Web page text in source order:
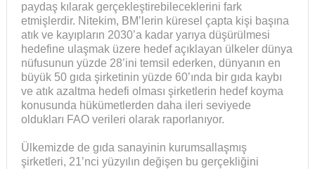
paydaş kılarak gerçekleştirebileceklerini fark
etmişlerdir. Nitekim, BM’lerin küresel çapta kişi başına
atık ve kayıpların 2030’a kadar yarıya düşürülmesi
hedefine ulaşmak üzere hedef açıklayan ülkeler dünya
nüfusunun yüzde 28’ini temsil ederken, dünyanın en
büyük 50 gıda şirketinin yüzde 60’ında bir gıda kaybı
ve atık azaltma hedefi olması şirketlerin hedef koyma
konusunda hükümetlerden daha ileri seviyede
oldukları FAO verileri olarak raporlanıyor.
Ülkemizde de gıda sanayinin kurumsallaşmış
şirketleri, 21’nci yüzyılın değişen bu gerçekliğini